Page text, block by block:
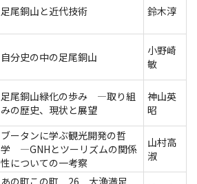
足尾銅山と近代技術 鈴木淳
自分史の中の足尾銅山
小野崎
敏
足尾銅山緑化の歩み ―取り組
みの歴史、現状と展望
神山英
昭
ブータンに学ぶ観光開発の哲
学 ―GNHとツーリズムの関係
性についての一考察
山村高
淑
あの町この町 26 大漁満足